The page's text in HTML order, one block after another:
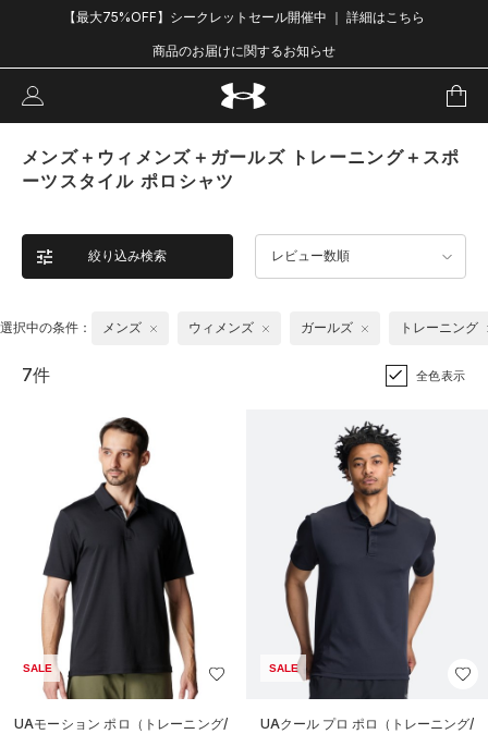
【最大75%OFF】シークレットセール開催中 ｜ 詳細はこちら
商品のお届けに関するお知らせ
メンズ＋ウィメンズ＋ガールズ トレーニング＋スポ
ーツスタイル ポロシャツ
絞り込み検索 レビュー数順
選択中の条件： メンズ ウィメンズ ガールズ トレーニング
7件 全色表示
SALE
UAモーション ポロ（トレーニング/
SALE
UAクール プロ ポロ（トレーニング/